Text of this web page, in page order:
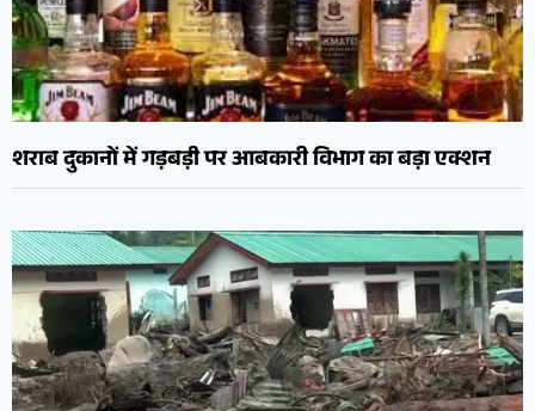
शराब दुकानों में गड़बड़ी पर आबकारी विभाग का बड़ा एक्शन